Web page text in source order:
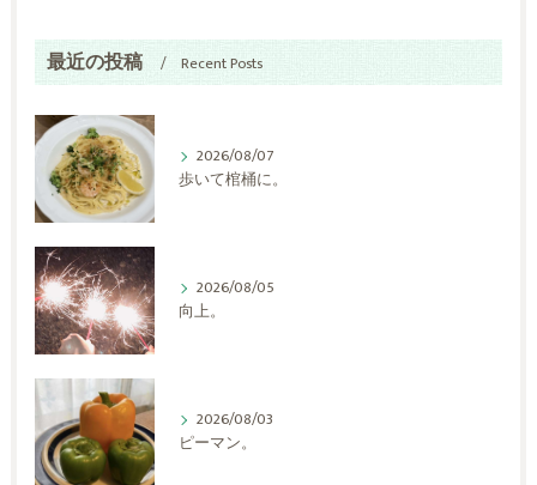
最近の投稿 Recent Posts
2026/08/07
歩いて棺桶に。
2026/08/05
向上。
2026/08/03
ピーマン。